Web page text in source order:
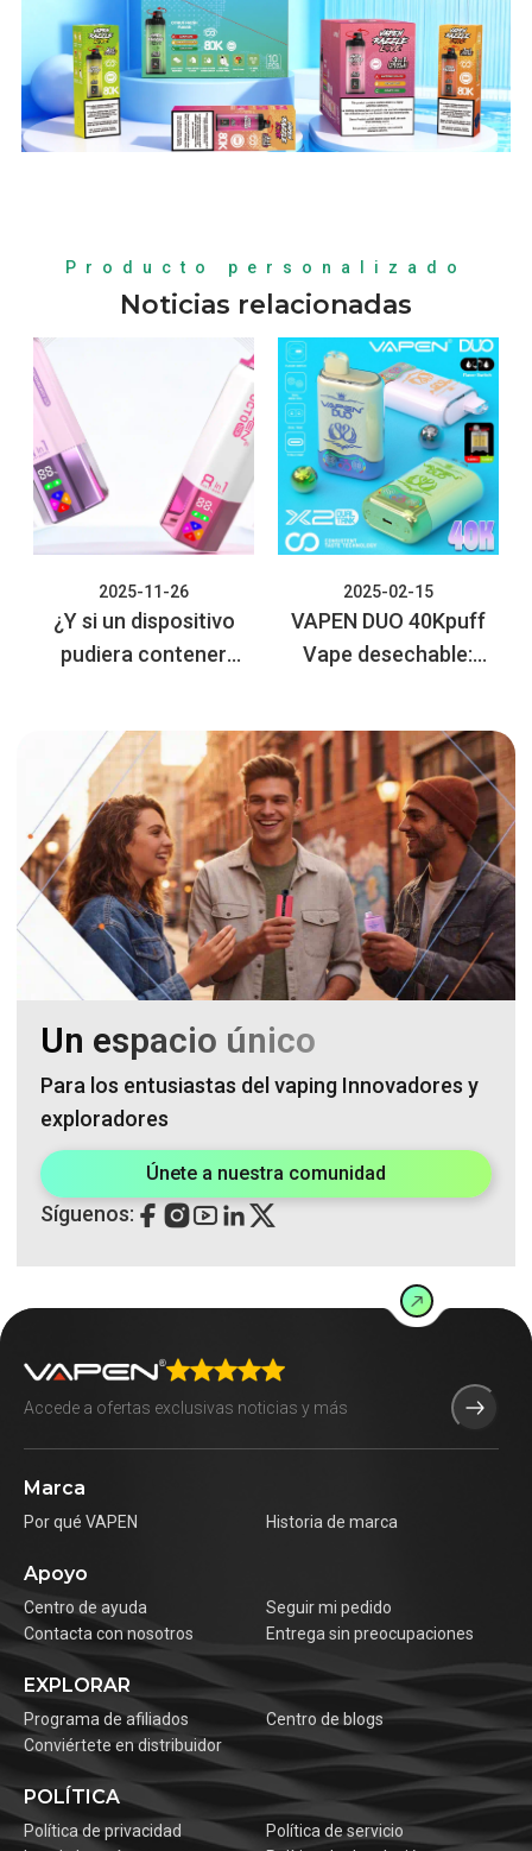
Producto personalizado
Noticias relacionadas
2025-11-26
¿Y si un dispositivo
pudiera contener
OCTO 160K 8in1
2025-02-15
VAPEN DUO 40Kpuff
Vape desechable:
Un espacio único
Para los entusiastas del vaping Innovadores y
exploradores
Únete a nuestra comunidad
Síguenos:
Marca
Por qué VAPEN Historia de marca
Apoyo
Centro de ayuda
Seguir mi pedido
Contacta con nosotros
Entrega sin preocupaciones
EXPLORAR
Programa de afiliados
Centro de blogs
Conviértete en distribuidor
POLÍTICA
Política de privacidad
Política de servicio